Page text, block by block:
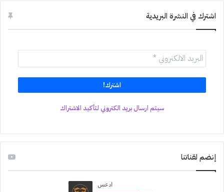
اشترك في النشرة البريدية
سيتم ارسال بريد الكتروني لتأكيد الاشتراك
إنضم لقناتنا